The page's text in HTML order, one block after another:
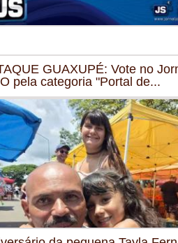
GUAXUPÉ: Vote no
pela categoria "Portal de...